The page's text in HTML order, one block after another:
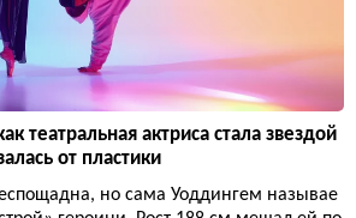
театральная актриса стала звездой
от пластики
но сама Уоддингем называе